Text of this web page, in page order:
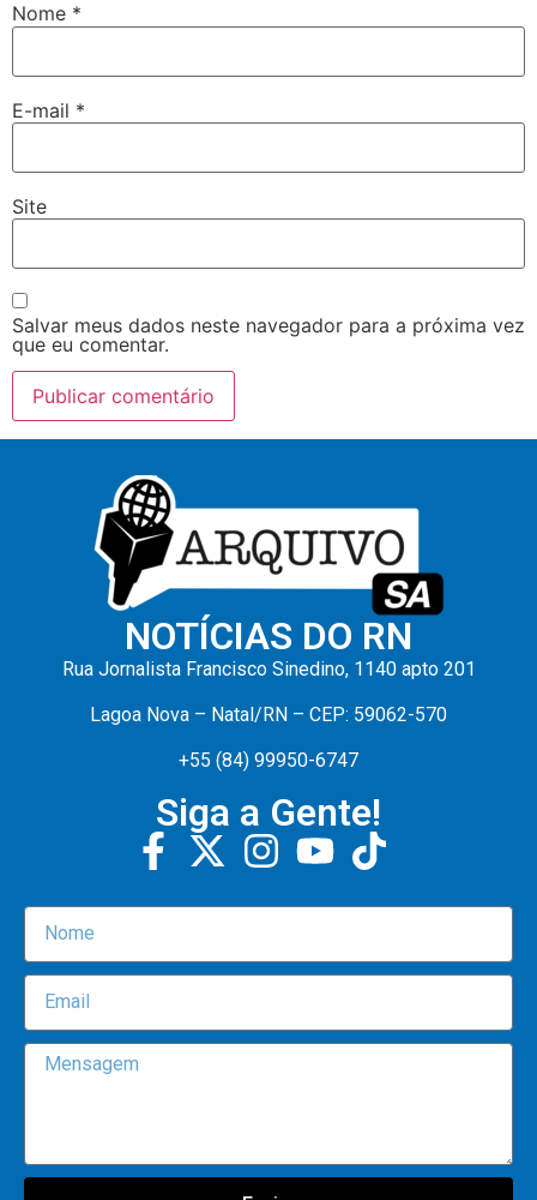
Nome *
E-mail *
Site
Salvar meus dados neste navegador para a próxima vez
que eu comentar.
NOTÍCIAS DO RN
Rua Jornalista Francisco Sinedino, 1140 apto 201
Lagoa Nova – Natal/RN – CEP: 59062-570
+55 (84) 99950-6747
Siga a Gente!